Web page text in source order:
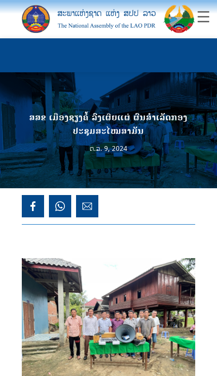
ສສຂ ເມືອງຊຽງຄໍ້ ລົງເຜີຍແຜ່ ຜົນສຳເລັດກອງ
ປະຊຸມສະໄໝສາມັນ
ຕ.ລ. 9, 2024